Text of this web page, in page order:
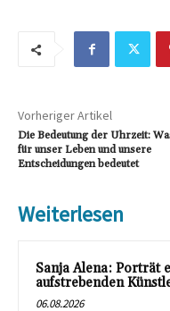
Vorheriger Artikel
Die Bedeutung der Uhrzeit:
für unser Leben und unsere
Entscheidungen bedeutet
Weiterlesen
Sanja Alena: Porträt
aufstrebenden
06.08.2026